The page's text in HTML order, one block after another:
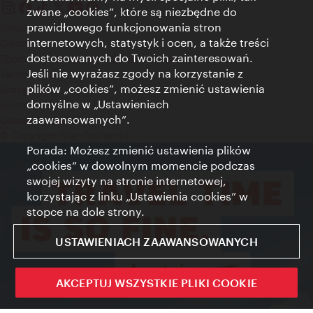
Kontakt
Credits
Zgoda na przetwarzanie danych osobowych
Terms of Use
Dostępność
Kontakt prasowy
Ustawienia cookies
zwane „cookies”, które są niezbędne do
prawidłowego funkcjonowania stron
internetowych, statystyk i ocen, a także treści
dostosowanych do Twoich zainteresowań.
Jeśli nie wyrażasz zgody na korzystanie z
plików „cookies”, możesz zmienić ustawienia
domyślne w „Ustawieniach
zaawansowanych”.
Porada: Możesz zmienić ustawienia plików
„cookies” w dowolnym momencie podczas
swojej wizyty na stronie internetowej,
korzystając z linku „Ustawienia cookies” w
stopce na dole strony.
USTAWIENIACH ZAAWANSOWANYCH
AKCEPTUJ WSZYSTKIE PLIKI COOKIE